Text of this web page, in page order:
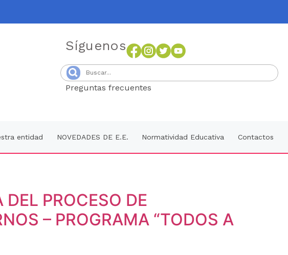
Síguenos
Preguntas frecuentes
entidad NOVEDADES DE E.E. Normatividad Educativa Contactos
PROCESO DE
– PROGRAMA “TODOS A